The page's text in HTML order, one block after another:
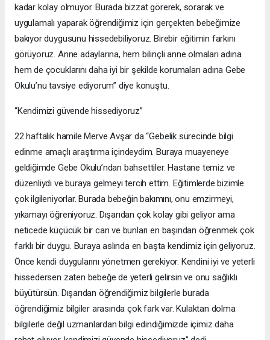
kadar kolay olmuyor. Burada bizzat görerek, sorarak ve
uygulamalı yaparak öğrendiğimiz için gerçekten bebeğimize
bakıyor duygusunu hissedebiliyoruz. Birebir eğitimin farkını
görüyoruz. Anne adaylarına, hem bilinçli anne olmaları adına
hem de çocuklarını daha iyi bir şekilde korumaları adına Gebe
Okulu’nu tavsiye ediyorum” diye konuştu.
“Kendimizi güvende hissediyoruz”
22 haftalık hamile Merve Avşar da “Gebelik sürecinde bilgi
edinme amaçlı araştırma içindeydim. Buraya muayeneye
geldiğimde Gebe Okulu’ndan bahsettiler. Hastane temiz ve
düzenliydi ve buraya gelmeyi tercih ettim. Eğitimlerde bizimle
çok ilgileniyorlar. Burada bebeğin bakımını, onu emzirmeyi,
yıkamayı öğreniyoruz. Dışarıdan çok kolay gibi geliyor ama
neticede küçücük bir can ve bunları en başından öğrenmek çok
farklı bir duygu. Buraya aslında en başta kendimiz için geliyoruz.
Önce kendi duygularını yönetmen gerekiyor. Kendini iyi ve yeterli
hissedersen zaten bebeğe de yeterli gelirsin ve onu sağlıklı
büyütürsün. Dışarıdan öğrendiğimiz bilgilerle burada
öğrendiğimiz bilgiler arasında çok fark var. Kulaktan dolma
bilgilerle değil uzmanlardan bilgi edindiğimizde içimiz daha